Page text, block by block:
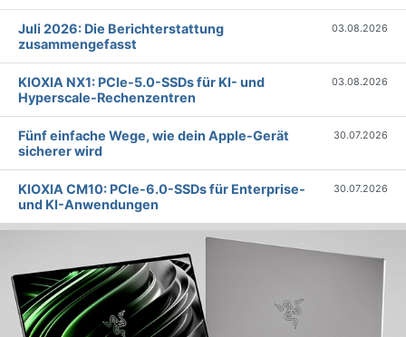
Juli 2026: Die Bericht­erstattung
zusammengefasst
03.08.2026
KIOXIA NX1: PCIe-5.0-SSDs für KI- und
Hyperscale-Rechenzentren
03.08.2026
Fünf einfache Wege, wie dein Apple-Gerät
sicherer wird
30.07.2026
KIOXIA CM10: PCIe-6.0-SSDs für Enterprise-
und KI-Anwendungen
30.07.2026